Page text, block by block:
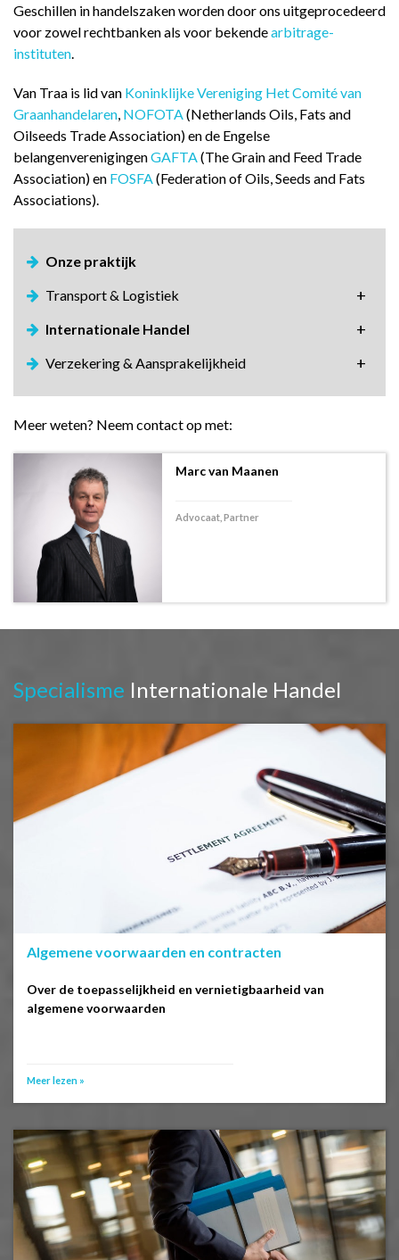
Geschillen in handelszaken worden door ons uitgeprocedeerd
voor zowel rechtbanken als voor bekendearbitrage-
instituten.
Van Traa is lid van Koninklijke Vereniging Het Comité van
Graanhandelaren, NOFOTA(Netherlands Oils, Fats and
Oilseeds Trade Association) en de Engelse
belangenverenigingenGAFTA(The Grain and Feed Trade
Association) en FOSFA(Federation of Oils, Seeds and Fats
Associations).
Onze praktijk
Transport & Logistiek
Internationale Handel
Verzekering & Aansprakelijkheid
Meer weten? Neem contact op met:
Marc van Maanen
Advocaat, Partner
Specialisme Internationale Handel
Algemene voorwaarden en contracten
Over de toepasselijkheid en vernietigbaarheid van
algemene voorwaarden
Meer lezen »